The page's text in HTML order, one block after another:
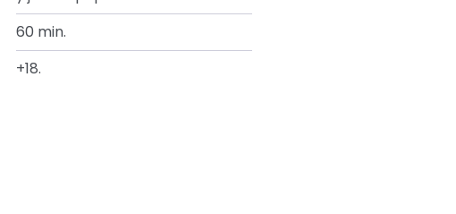
60 min.
+18.